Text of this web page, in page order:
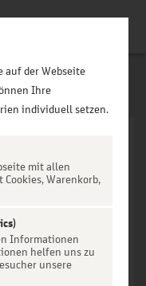
NICHT
auf der Webseite
Ihre
individuell setzen.
mit allen
Cookies, Warenkorb,
Informationen
helfen uns zu
unsere